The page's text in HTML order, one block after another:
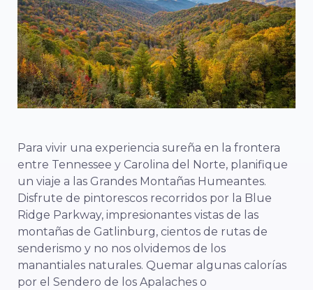
Para vivir una experiencia sureña en la frontera
entre Tennessee y Carolina del Norte, planifique
un viaje a las Grandes Montañas Humeantes.
Disfrute de pintorescos recorridos por la Blue
Ridge Parkway, impresionantes vistas de las
montañas de Gatlinburg, cientos de rutas de
senderismo y no nos olvidemos de los
manantiales naturales. Quemar algunas calorías
por el Sendero de los Apalaches o